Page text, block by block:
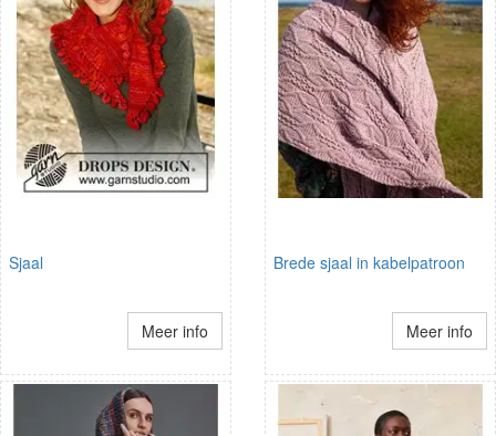
Sjaal
Meer info
Brede sjaal in kabelpatroon
Meer info